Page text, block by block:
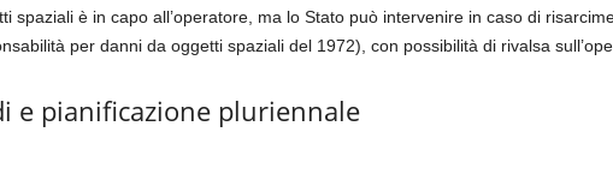
spaziali è in capo all’operatore, ma lo Stato può intervenire in caso di
per danni da oggetti spaziali del 1972), con possibilità di rivalsa
e pianificazione pluriennale